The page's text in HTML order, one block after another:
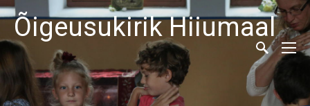
Õigeusukirik Hiiumaal